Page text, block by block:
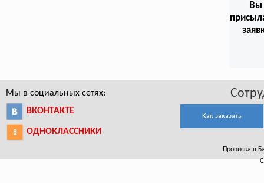
Вы
Мы в социальных сетях:
ВКОНТАКТЕ
ОДНОКЛАССНИКИ
Как заказать
Прописка в